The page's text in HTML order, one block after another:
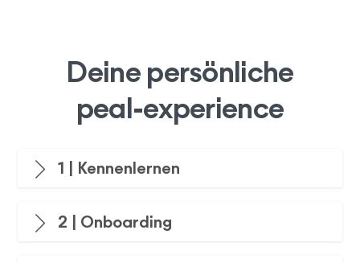
Deine persönliche
peal-experience
1 | Kennenlernen
2 | Onboarding